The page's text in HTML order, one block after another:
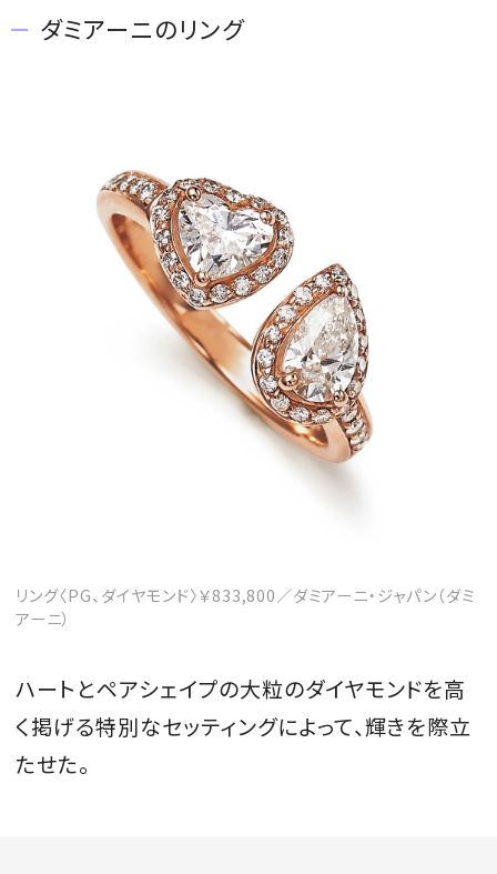
ダミアーニのリング
リング〈PG、ダイヤモンド〉￥833,800／ダミアーニ・ジャパン（ダミ
アーニ）
ハートとペアシェイプの大粒のダイヤモンドを高
く掲げる特別なセッティングによって、輝きを際立
たせた。